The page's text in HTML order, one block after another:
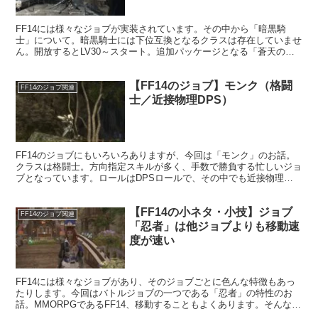
FF14には様々なジョブが実装されています。その中から「暗黒騎
士」について。暗黒騎士には下位互換となるクラスは存在していませ
ん。開放するとLV30～スタート。追加パッケージとなる「蒼天のイ
FF14のジョブ関連
【FF14のジョブ】モンク（格闘
士／近接物理DPS）
FF14のジョブにもいろいろありますが、今回は「モンク」のお話。
クラスは格闘士。方向指定スキルが多く、手数で勝負する忙しいジョ
ブとなっています。ロールはDPSロールで、その中でも近接物理
FF14のジョブ関連
【FF14の小ネタ・小技】ジョブ
「忍者」は他ジョブよりも移動速
度が速い
FF14には様々なジョブがあり、そのジョブごとに色んな特徴もあっ
たりします。今回はバトルジョブの一つである「忍者」の特性のお
話。MMORPGであるFF14、移動することもよくあります。そんな時